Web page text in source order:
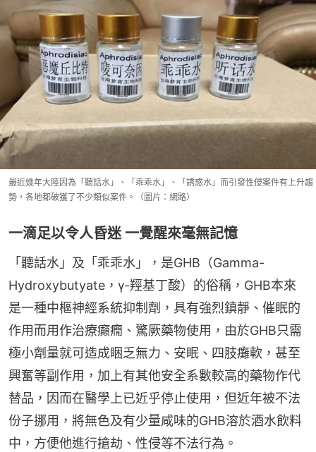
最近幾年大陸因為「聽話水」、「乖乖水」、「誘惑水」而引發性侵案件有上升趨
勢，各地都破獲了不少類似案件。（圖片：網路）
一滴足以令人昏迷 一覺醒來毫無記憶
「聽話水」及「乖乖水」，是GHB（Gamma-
Hydroxybutyate，γ-羥基丁酸）的俗稱，GHB本來
是一種中樞神經系統抑制劑，具有強烈鎮靜、催眠的
作用而用作治療癲癇、驚厥藥物使用，由於GHB只需
極小劑量就可造成睏乏無力、安眠、四肢癱軟，甚至
興奮等副作用，加上有其他安全系數較高的藥物作代
替品，因而在醫學上已近乎停止使用，但近年被不法
份子挪用，將無色及有少量咸味的GHB溶於酒水飲料
中，方便他進行搶劫、性侵等不法行為。